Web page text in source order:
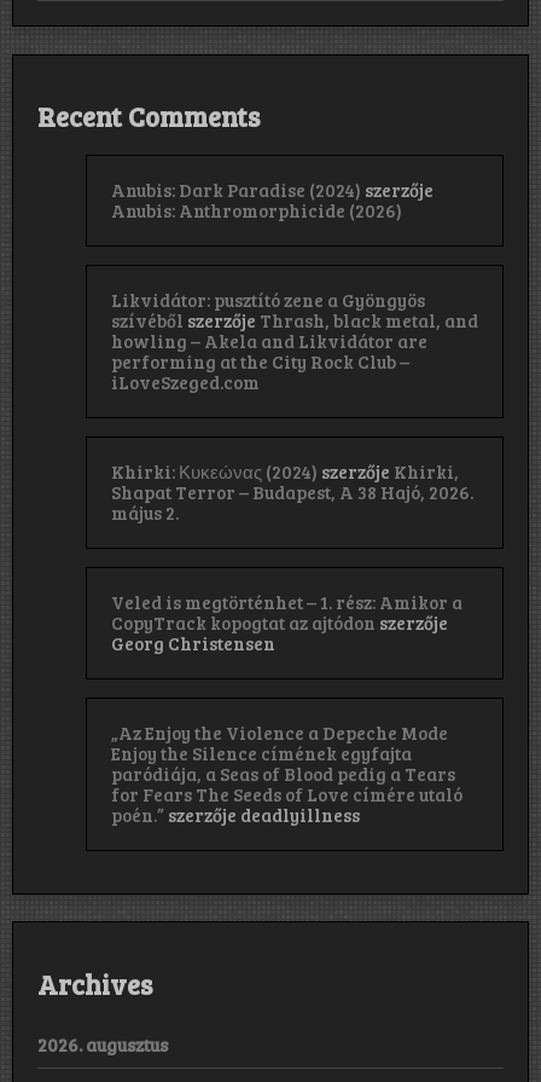
Recent Comments
Anubis: Dark Paradise (2024) szerzője
Anubis: Anthromorphicide (2026)
Likvidátor: pusztító zene a Gyöngyös
szívéből szerzője Thrash, black metal, and
howling – Akela and Likvidátor are
performing at the City Rock Club –
iLoveSzeged.com
Khirki: Κ​υ​κ​ε​ώ​ν​α​ς (2024) szerzője Khirki,
Shapat Terror – Budapest, A 38 Hajó, 2026.
május 2.
Veled is megtörténhet – 1. rész: Amikor a
CopyTrack kopogtat az ajtódon szerzője
Georg Christensen
„Az Enjoy the Violence a Depeche Mode
Enjoy the Silence címének egyfajta
paródiája, a Seas of Blood pedig a Tears
for Fears The Seeds of Love címére utaló
poén.” szerzője deadlyillness
Archives
2026. augusztus